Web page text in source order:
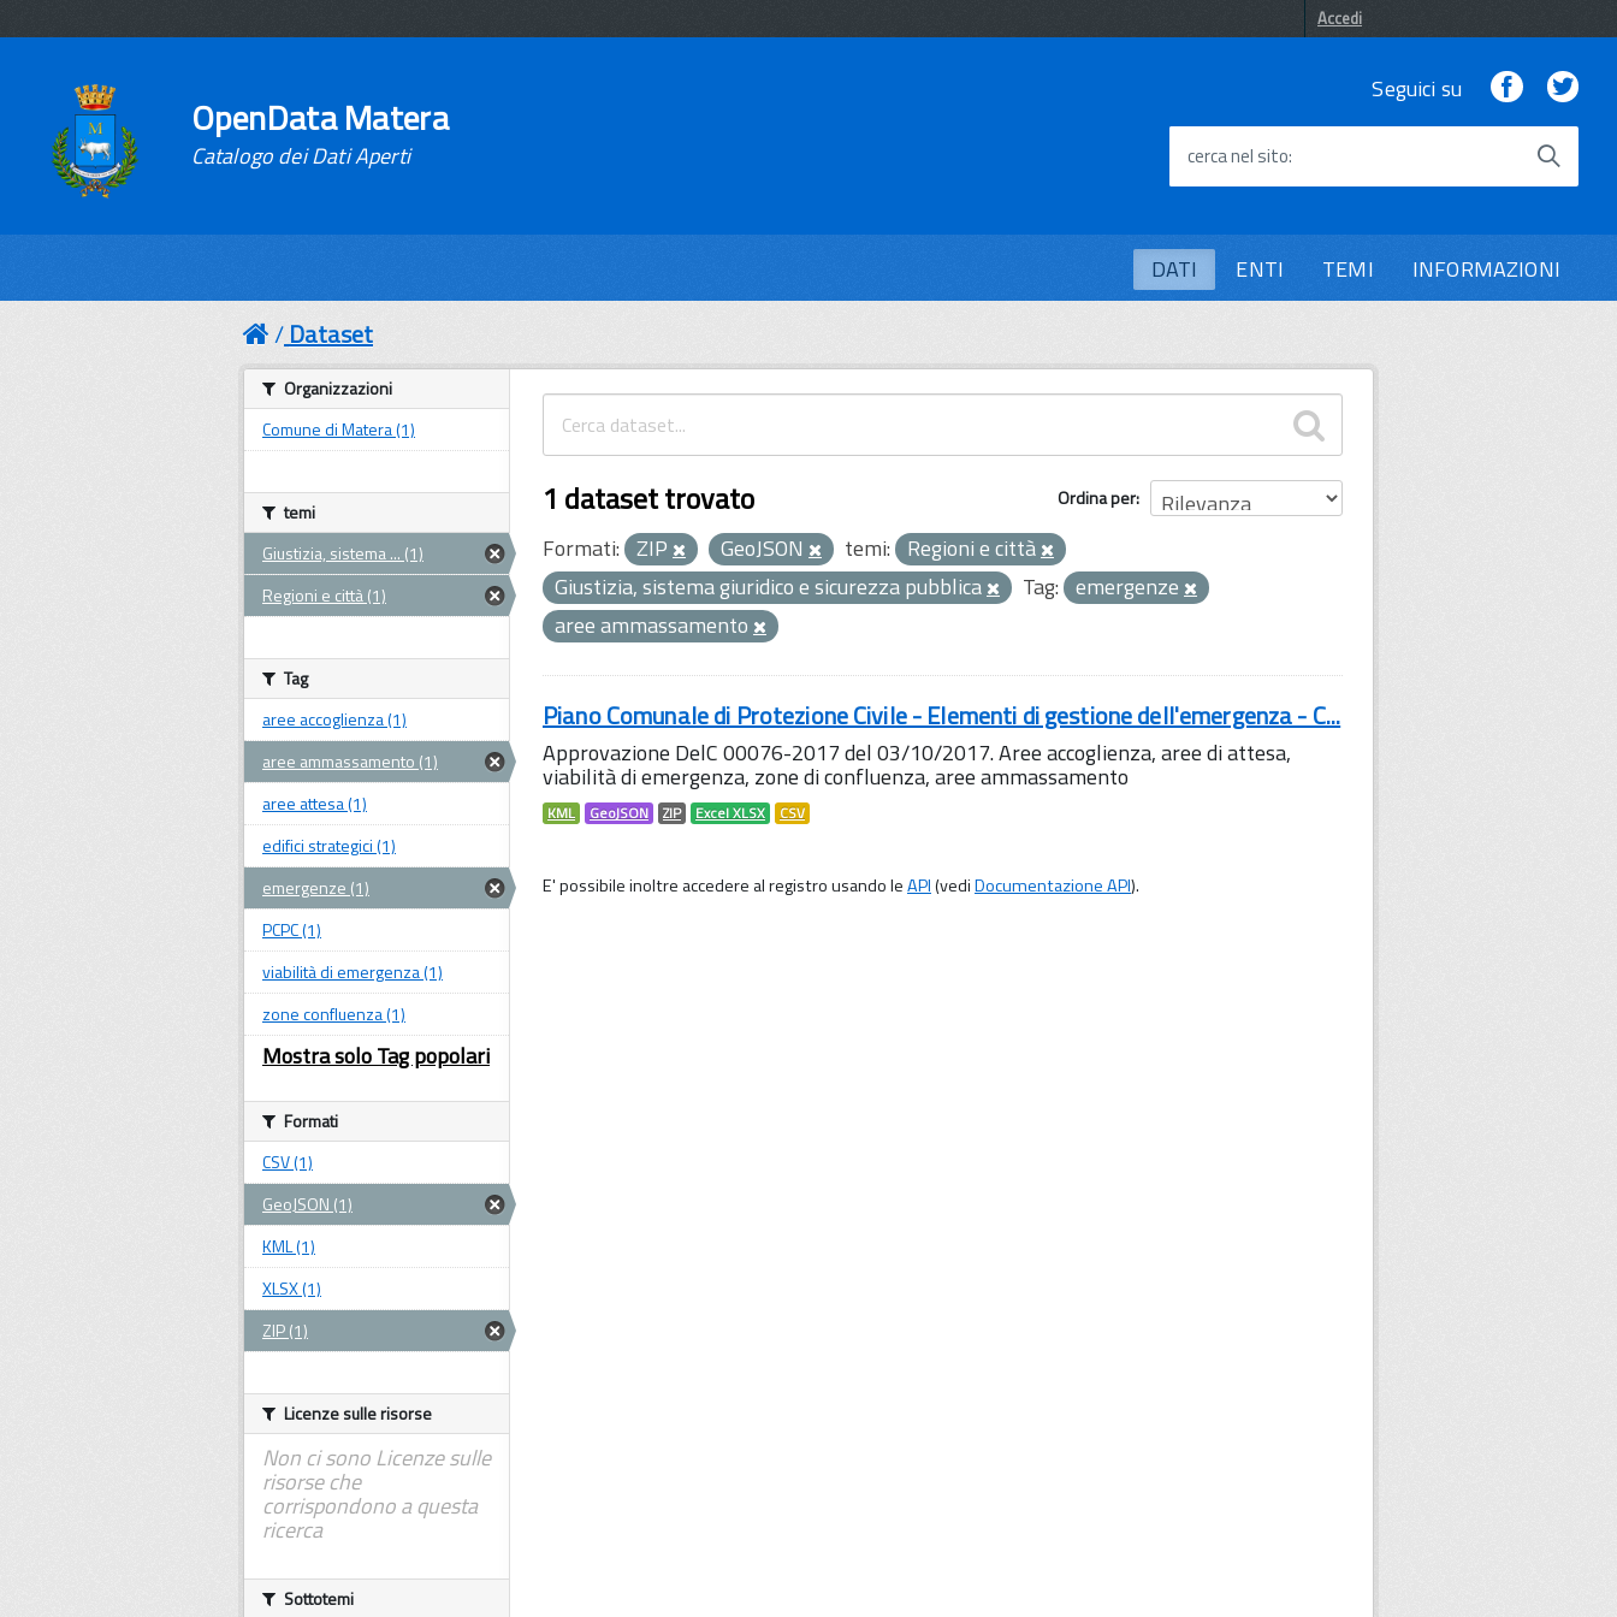
Accedi
OpenData Matera
Catalogo dei Dati Aperti
Seguici su Facebook
cerca nel sito
DATI ENTI TEMI INFORMAZIONI
Dataset
Ordina per
1 dataset trovato
Formati: ZIP GeoJSON temi: Regioni e città
Giustizia, sistema giuridico e sicurezza pubblica
Tag: emergenze
aree ammassamento
Piano Comunale di Protezione Civile - Elementi di gestione dell'emergenza - C...
Approvazione DelC 00076-2017 del 03/10/2017. Aree accoglienza, aree di attesa,
viabilità di emergenza, zone di confluenza, aree ammassamento
KML GeoJSON ZIP Excel XLSX CSV
E' possibile inoltre accedere al registro usando leAPI(vediDocumentazione API).
Organizzazioni
Comune di Matera (1)
temi
Giustizia, sistema ... (1)
Regioni e città (1)
Tag
aree accoglienza (1)
aree ammassamento (1)
aree attesa (1)
edifici strategici (1)
emergenze (1)
PCPC (1)
viabilità di emergenza (1)
zone confluenza (1)
Mostra solo Tag popolari
Formati
CSV (1)
GeoJSON (1)
KML (1)
XLSX (1)
ZIP (1)
Licenze sulle risorse
Non ci sono Licenze sulle
risorse che
corrispondono a questa
ricerca
Sottotemi